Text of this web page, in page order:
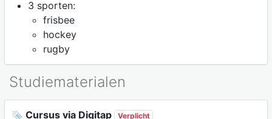
3 sporten:
frisbee
hockey
rugby
Studiematerialen
Cursus via Digitap Verplicht